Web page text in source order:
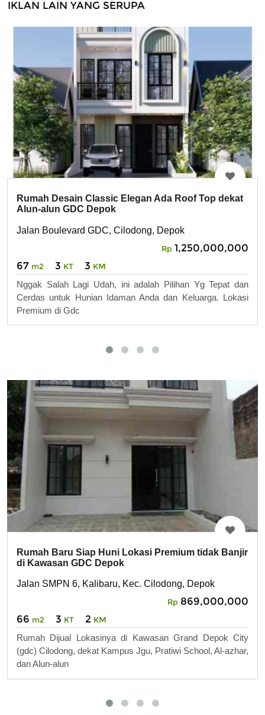
IKLAN LAIN YANG SERUPA
Rumah Desain Classic Elegan Ada Roof Top dekat
Alun-alun GDC Depok
Jalan Boulevard GDC, Cilodong, Depok
Rp 1,250,000,000
67 m2 3 KT 3 KM
Nggak Salah Lagi Udah, ini adalah Pilihan Yg Tepat dan
Cerdas untuk Hunian Idaman Anda dan Keluarga. Lokasi
Premium di Gdc
Rumah Baru Siap Huni Lokasi Premium tidak Banjir
di Kawasan GDC Depok
Jalan SMPN 6, Kalibaru, Kec. Cilodong, Depok
Rp 869,000,000
66 m2 3 KT 2 KM
Rumah Dijual Lokasinya di Kawasan Grand Depok City
(gdc) Cilodong, dekat Kampus Jgu, Pratiwi School, Al-azhar,
dan Alun-alun